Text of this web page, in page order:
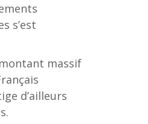
s’est
massif
d’ailleurs